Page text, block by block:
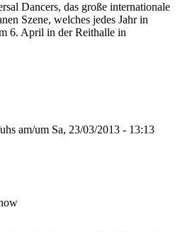
Dancers, das große internationale
Szene, welches jedes Jahr in
6. April in der Reithalle in
am/um Sa, 23/03/2013 - 13:13